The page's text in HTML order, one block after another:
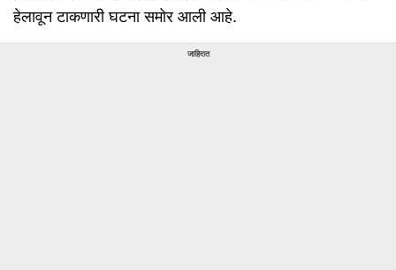
हेलावून टाकणारी घटना समोर आली आहे.
जाहिरात